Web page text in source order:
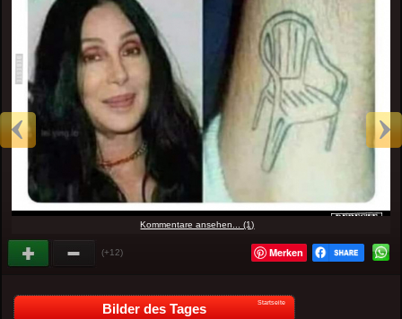
Kommentare ansehen... (1)
(+12) Merken
Bilder des Tages Startseite